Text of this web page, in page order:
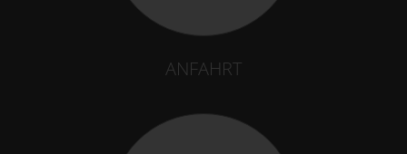
ANFAHRT